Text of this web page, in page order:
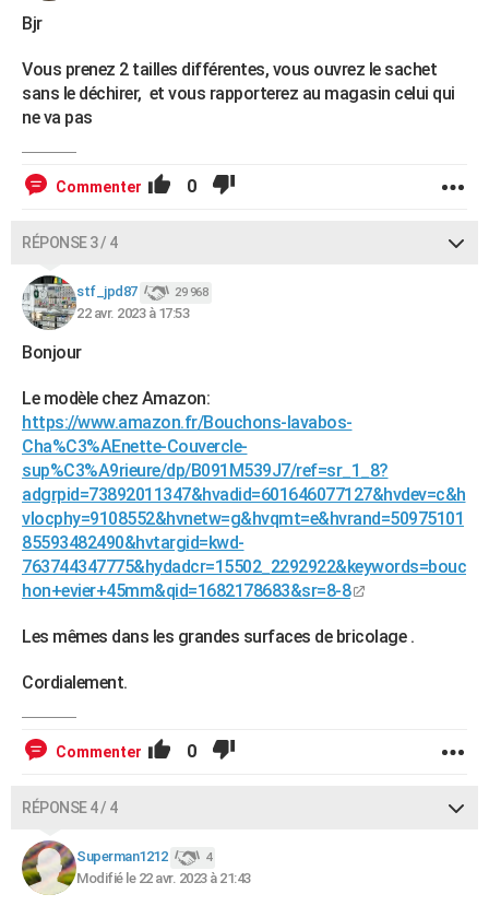
Bjr
Vous prenez 2 tailles différentes, vous ouvrez le sachet
sans le déchirer, et vous rapporterez au magasin celui qui
ne va pas
Commenter 0
RÉPONSE 3 / 4
stf_jpd87 29 968
22 avr. 2023 à 17:53
Bonjour
Le modèle chez Amazon:
https://www.amazon.fr/Bouchons-lavabos-
Cha%C3%AEnette-Couvercle-
sup%C3%A9rieure/dp/B091M539J7/ref=sr_1_8?
adgrpid=73892011347&hvadid=601646077127&hvdev=c&h
vlocphy=9108552&hvnetw=g&hvqmt=e&hvrand=50975101
85593482490&hvtargid=kwd-
763744347775&hydadcr=15502_2292922&keywords=bouc
hon+evier+45mm&qid=1682178683&sr=8-8
Les mêmes dans les grandes surfaces de bricolage .
Cordialement.
Commenter 0
RÉPONSE 4 / 4
Superman1212 4
Modifié le 22 avr. 2023 à 21:43